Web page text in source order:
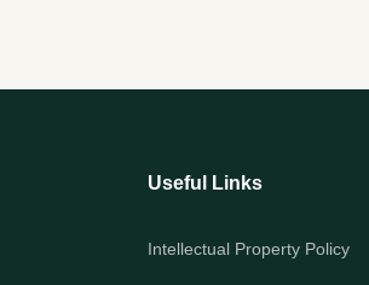
Useful Links
Intellectual Property Policy